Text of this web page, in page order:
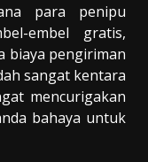
para penipu
embel gratis,
biaya pengiriman
sangat kentara
mencurigakan
bahaya untuk